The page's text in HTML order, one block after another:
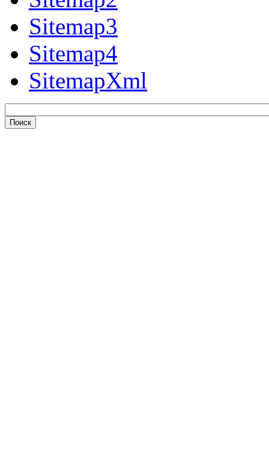
Sitemap3
Sitemap4
SitemapXml